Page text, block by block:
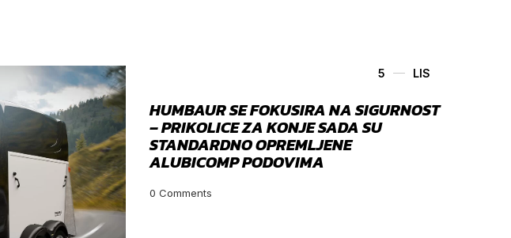
5 LIS
HUMBAUR SE FOKUSIRA NA SIGURNOST
– PRIKOLICE ZA KONJE SADA SU
STANDARDNO OPREMLJENE
ALUBICOMP PODOVIMA
0 Comments